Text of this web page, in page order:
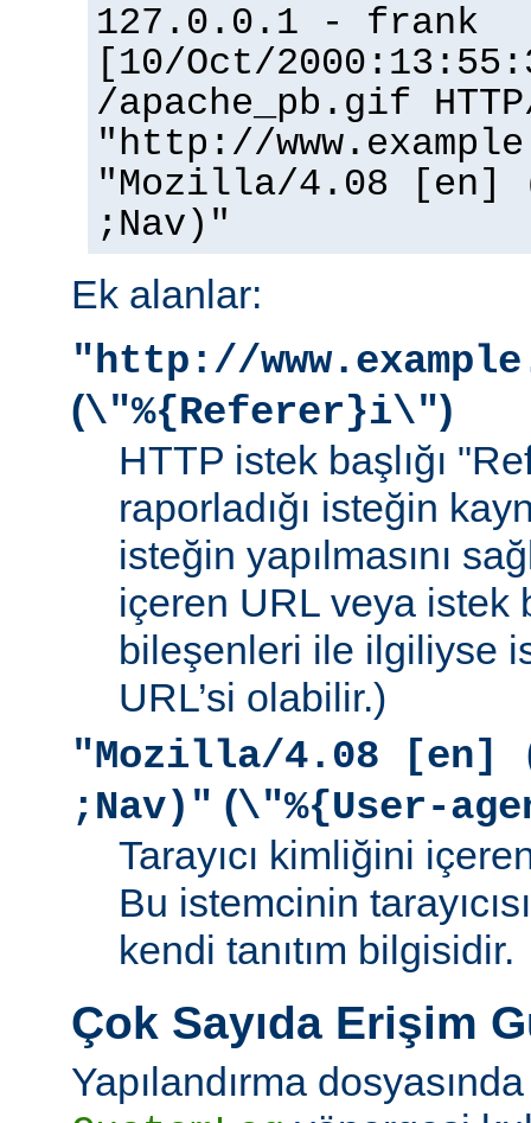
127.0.0.1 - frank
[10/Oct/
/apache_pb.gif
"http://
"Mozilla/4.08 [en]
;Nav)"
Ek alanlar:
"http://
(\"%{Referer}i\")
HTTP istek başlığı
raporladığı isteğin
isteğin yapılmasını
içeren URL veya istek
bileşenleri ile ilgiliyse
URL’si olabilir.)
"Mozilla/4.08 [en]
;Nav)" (\"%{User-
Tarayıcı kimliğini
Bu istemcinin
kendi tanıtım bilgisidir.
Çok Sayıda Erişim
Yapılandırma